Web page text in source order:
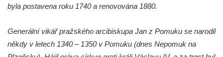
Socha Včela v ZOO Hluboká
Socha Nosorožík v ZOO Hluboká
byla postavena roku 1740 a renovována 1880.
Generální vikář pražského arcibiskupa Jan z Pomuku se narodil
někdy v letech 1340 – 1350 v Pomuku (dnes Nepomuk na